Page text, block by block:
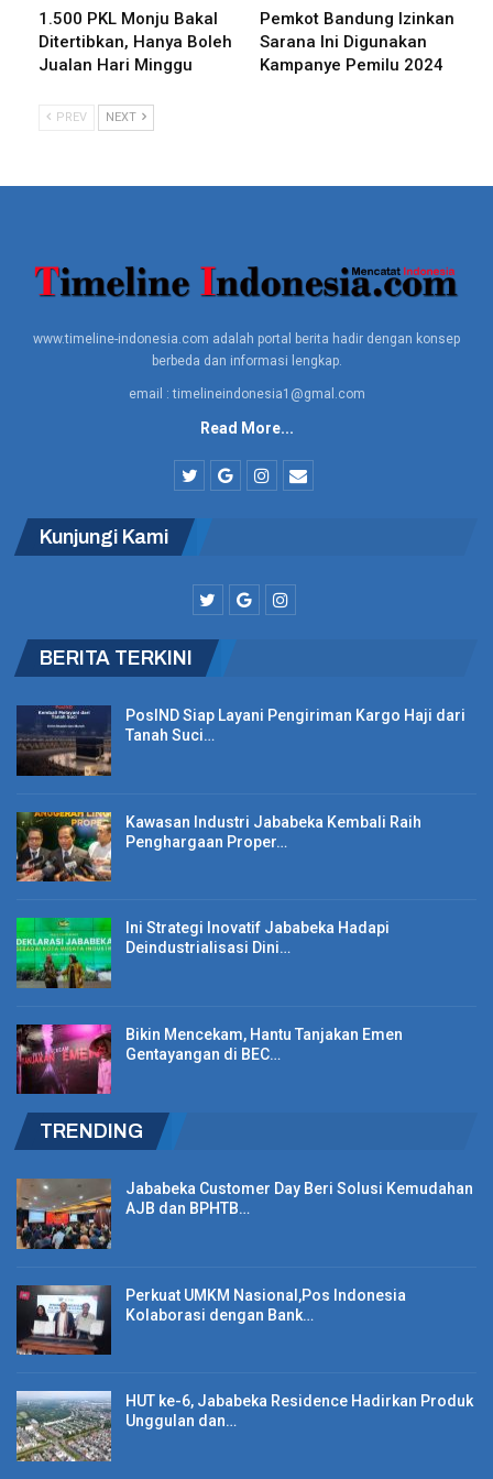
Penyelamatan, Diskar Kota Bandung, Yusuf Hidayat.
Yusuf menerangkan, tidak ada korban jiwa. Untuk mengatasi
Damkar.
Atmaja Saputra mengatakan hingga saat ini tidak ada korban
BERITA LAINNYA
Investor…
Lembek Terhadap Pialang Saham, Ombudsman
Temukan Tiga…
Satpol PP Kota Bandung Sidang Delapan Warga
Pelanggar…
“Sampai saat ini belum ada korban jiwa, untuk arus lalu lintas
aman dan kondusif,” katanya. (*)
1.500 PKL Monju Bakal
Ditertibkan, Hanya Boleh
Jualan Hari Minggu
Pemkot Bandung Izinkan
Sarana Ini Digunakan
Kampanye Pemilu 2024
PREV NEXT
www.timeline-indonesia.com adalah portal berita hadir dengan konsep
berbeda dan informasi lengkap.
email : timelineindonesia1@gmal.com
Read More...
Kunjungi Kami
BERITA TERKINI
PosIND Siap Layani Pengiriman Kargo Haji dari
Tanah Suci…
Kawasan Industri Jababeka Kembali Raih
Penghargaan Proper…
Ini Strategi Inovatif Jababeka Hadapi
Deindustrialisasi Dini…
Bikin Mencekam, Hantu Tanjakan Emen
Gentayangan di BEC…
TRENDING
Jababeka Customer Day Beri Solusi Kemudahan
AJB dan BPHTB…
Perkuat UMKM Nasional,Pos Indonesia
Kolaborasi dengan Bank…
HUT ke-6, Jababeka Residence Hadirkan Produk
Unggulan dan…